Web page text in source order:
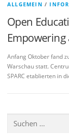
ALLGEMEIN /
Open
Anfang Oktober fand
Warschau statt.
SPARC etablierten in
nach: